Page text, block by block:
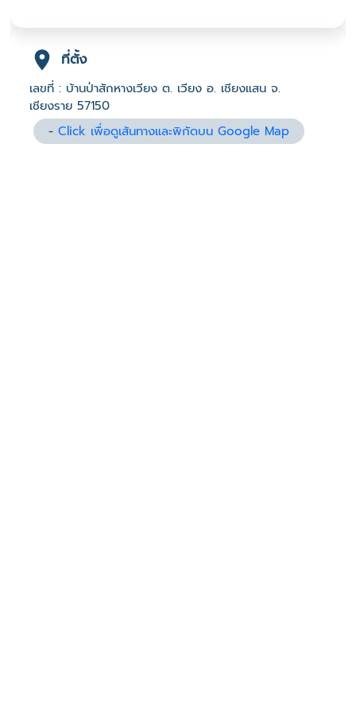
ที่ตั้ง
เลขที่ : บ้านป่าสักหางเวียง ต. เวียง อ. เชียงแสน จ.
เชียงราย 57150
-Click เพื่อดูเส้นทางและพิกัดบน Google Map